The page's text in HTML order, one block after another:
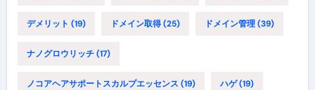
デメリット (19) ドメイン取得(25) ドメイン管理(39)
ナノグロウリッチ(17)
ノコアヘアサポートスカルプエッセンス (19) ハゲ(19)